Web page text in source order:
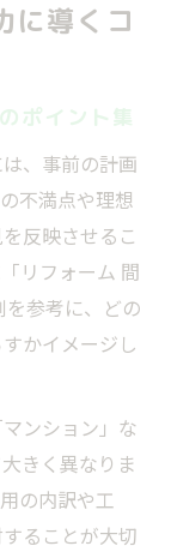
に導くコ
ポイント集
、事前の計画
不満点や理想
反映させるこ
リフォーム 間
参考に、どの
かイメージし
ンション」な
きく異なりま
の内訳や工
ることが大切